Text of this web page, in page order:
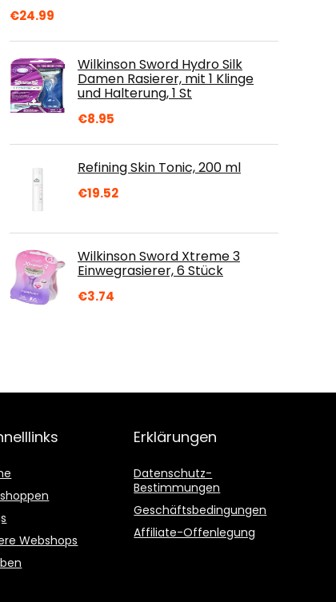
€24.99
Wilkinson Sword Hydro Silk
Damen Rasierer, mit 1 Klinge
und Halterung, 1 St
€8.95
Refining Skin Tonic, 200 ml
€19.52
Wilkinson Sword Xtreme 3
Einwegrasierer, 6 Stück
€3.74
Webshops
Erklärungen
Datenschutz-
Bestimmungen
Geschäftsbedingungen
Affiliate-Offenlegung